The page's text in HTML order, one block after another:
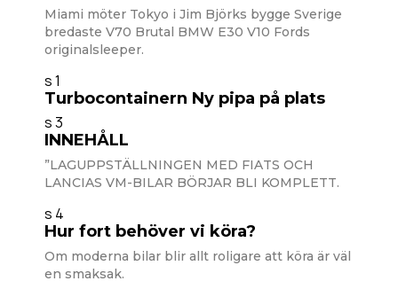
Miami möter Tokyo i Jim Björks bygge Sverige
bredaste V70 Brutal BMW E30 V10 Fords
originalsleeper.
s 1
Turbocontainern Ny pipa på plats
s 3
INNEHÅLL
”LAGUPPSTÄLLNINGEN MED FIATS OCH
LANCIAS VM-BILAR BÖRJAR BLI KOMPLETT.
s 4
Hur fort behöver vi köra?
Om moderna bilar blir allt roligare att köra är väl
en smaksak.